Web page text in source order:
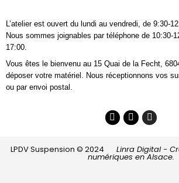
L’atelier est ouvert du lundi au vendredi, de 9:30-
Nous sommes joignables par téléphone de 10:30-
17:00.
Vous êtes le bienvenu au 15 Quai de la Fecht,
déposer votre matériel. Nous réceptionnons vos
ou par envoi postal.
LPDV Suspension © 2024 Linra Digital -
numériques en Alsace.